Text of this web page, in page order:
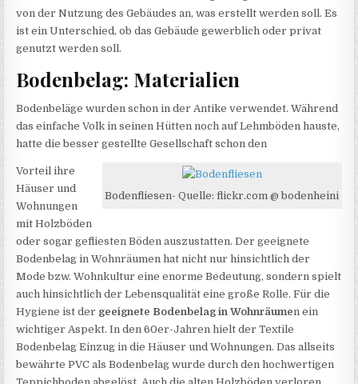
von der Nutzung des Gebäudes an, was erstellt werden soll. Es
ist ein Unterschied, ob das Gebäude gewerblich oder privat
genutzt werden soll.
Bodenbelag: Materialien
Bodenbeläge wurden schon in der Antike verwendet. Während
das einfache Volk in seinen Hütten noch auf Lehmböden hauste,
hatte die besser gestellte Gesellschaft schon den
Bodenfliesen- Quelle: flickr.com @ bodenheini
Vorteil ihre
Häuser und
Wohnungen
mit Holzböden
oder sogar gefliesten Böden auszustatten. Der geeignete
Bodenbelag in Wohnräumen hat nicht nur hinsichtlich der
Mode bzw. Wohnkultur eine enorme Bedeutung, sondern spielt
auch hinsichtlich der Lebensqualität eine große Rolle. Für die
Hygiene ist der geeignete Bodenbelag in Wohnräumen ein
wichtiger Aspekt. In den 60er-Jahren hielt der Textile
Bodenbelag Einzug in die Häuser und Wohnungen. Das allseits
bewährte PVC als Bodenbelag wurde durch den hochwertigen